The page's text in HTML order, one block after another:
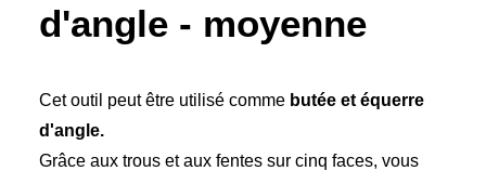
à
d'angle - moyenne
Cet outil peut être utilisé comme butée et équerre
d'angle.
Grâce aux trous et aux fentes sur cinq faces, vous